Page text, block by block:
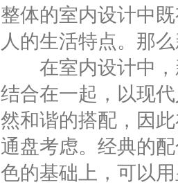
整体的室内设计中
人的生活特点。那
在室内设计中，
结合在一起，以现
然和谐的搭配，因
通盘考虑。经典的
色的基础上，可以